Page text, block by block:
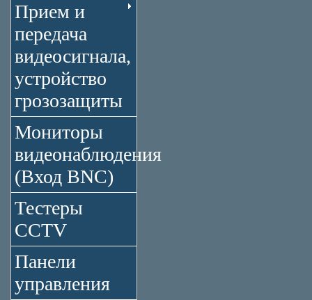
Прием и
передача
видеосигнала,
устройство
грозозащиты
Мониторы
видеонаблюдения
(Вход BNC)
Тестеры
CCTV
Панели
управления